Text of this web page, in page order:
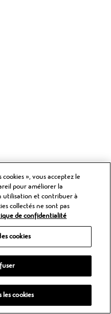
», vous acceptez le
pour améliorer la
utilisation et contribuer à
collectés ne sont pas
de confidentialité
cookies
cookies